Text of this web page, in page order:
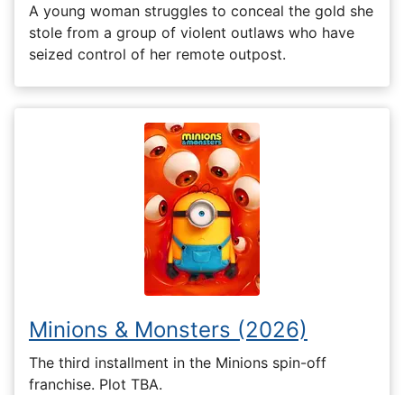
A young woman struggles to conceal the gold she
stole from a group of violent outlaws who have
seized control of her remote outpost.
Minions & Monsters (2026)
The third installment in the Minions spin-off
franchise. Plot TBA.